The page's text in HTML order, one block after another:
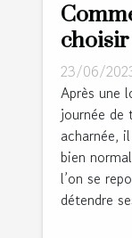
bonne
pour
23/06/
Après une
journée de
acharnée,
bien
l’on se
détendre